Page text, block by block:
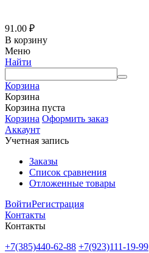
91.00 ₽
В корзину
Меню
Найти
Корзина
Корзина
Корзина пуста
Корзина Оформить заказ
Аккаунт
Учетная запись
Заказы
Список сравнения
Отложенные товары
ВойтиРегистрация
Контакты
Контакты
+7(385)440-62-88 +7(923)111-19-99